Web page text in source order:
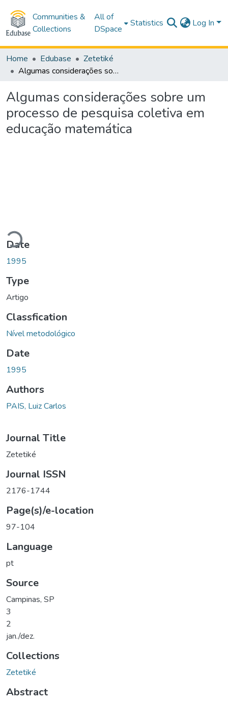
Communities &
Collections
All of
DSpace
Statistics Log In
Home Edubase
Zetetiké
Algumas considerações sobre um processo de pesquisa coletiva em educação matemática
Algumas considerações sobre um
processo de pesquisa coletiva em
educação matemática
Loading...
Date
1995
Type
Artigo
Classfication
Nível metodológico
Date
1995
Authors
PAIS, Luiz Carlos
Journal Title
Zetetiké
Journal ISSN
2176-1744
Page(s)/e-location
97-104
Language
pt
Source
Campinas, SP
3
2
jan./dez.
Collections
Zetetiké
Abstract